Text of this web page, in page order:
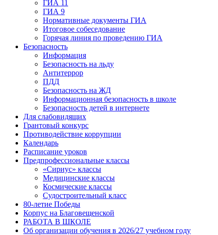
ГИА 11
ГИА 9
Нормативные документы ГИА
Итоговое собеседование
Горячая линия по проведению ГИА
Безопасность
Информация
Безопасность на льду
Антитеррор
ПДД
Безопасность на ЖД
Информационная безопасность в школе
Безопасность детей в интернете
Для слабовидящих
Грантовый конкурс
Противодействие коррупции
Календарь
Расписание уроков
Предпрофессиональные классы
«Сириус» классы
Медицинские классы
Космические классы
Судостроительный класс
80-летие Победы
Корпус на Благовещенской
РАБОТА В ШКОЛЕ
Об организации обучения в 2026/27 учебном году